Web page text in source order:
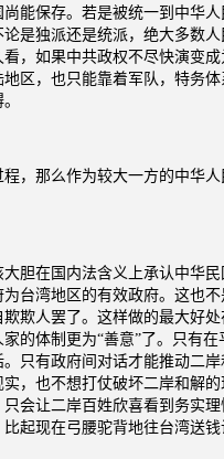
能保存。若是被统一到中华
是独派还是统派，绝大多数
，如果中共政权不尽快演变
区，也只能靠着军队，特务体
，那么作为较大一方的中华
胆在国内法含义上承认中华
为台湾地区的有效政府。这也
欺人罢了。这样做的最大好
的体制更为“善意”了。只有
只有政府间对话才能推动二岸
，也不想打仗破坏二岸和解
只会让二岸百姓欣喜看到务实
起现在弓腰驼背地往台湾送